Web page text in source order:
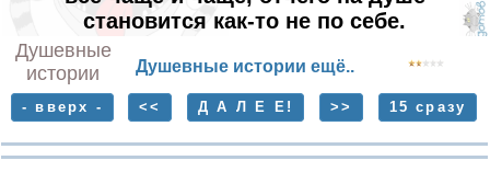
становится как-то не по себе.
Душевные
истории
Душевные истории ещё..
- вверх - << Д А Л Е Е! >> 15 сразу